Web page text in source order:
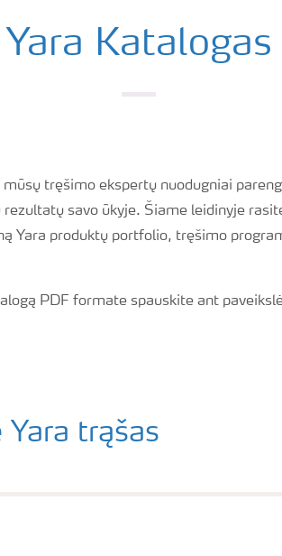
Yara Katalogas
tręšimo ekspertų nuodugniai
savo ūkyje. Šiame leidinyje
Yara produktų portfolio, tręšimo
PDF formate spauskite ant
trąšas